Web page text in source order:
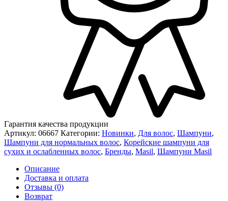
Гарантия качества продукции
Артикул: 06667 Категории: Новинки, Для волос, Шампуни,
Шампуни для нормальных волос, Корейские шампуни для
сухих и ослабленных волос, Бренды, Masil, Шампуни Masil
Описание
Доставка и оплата
Отзывы (0)
Возврат